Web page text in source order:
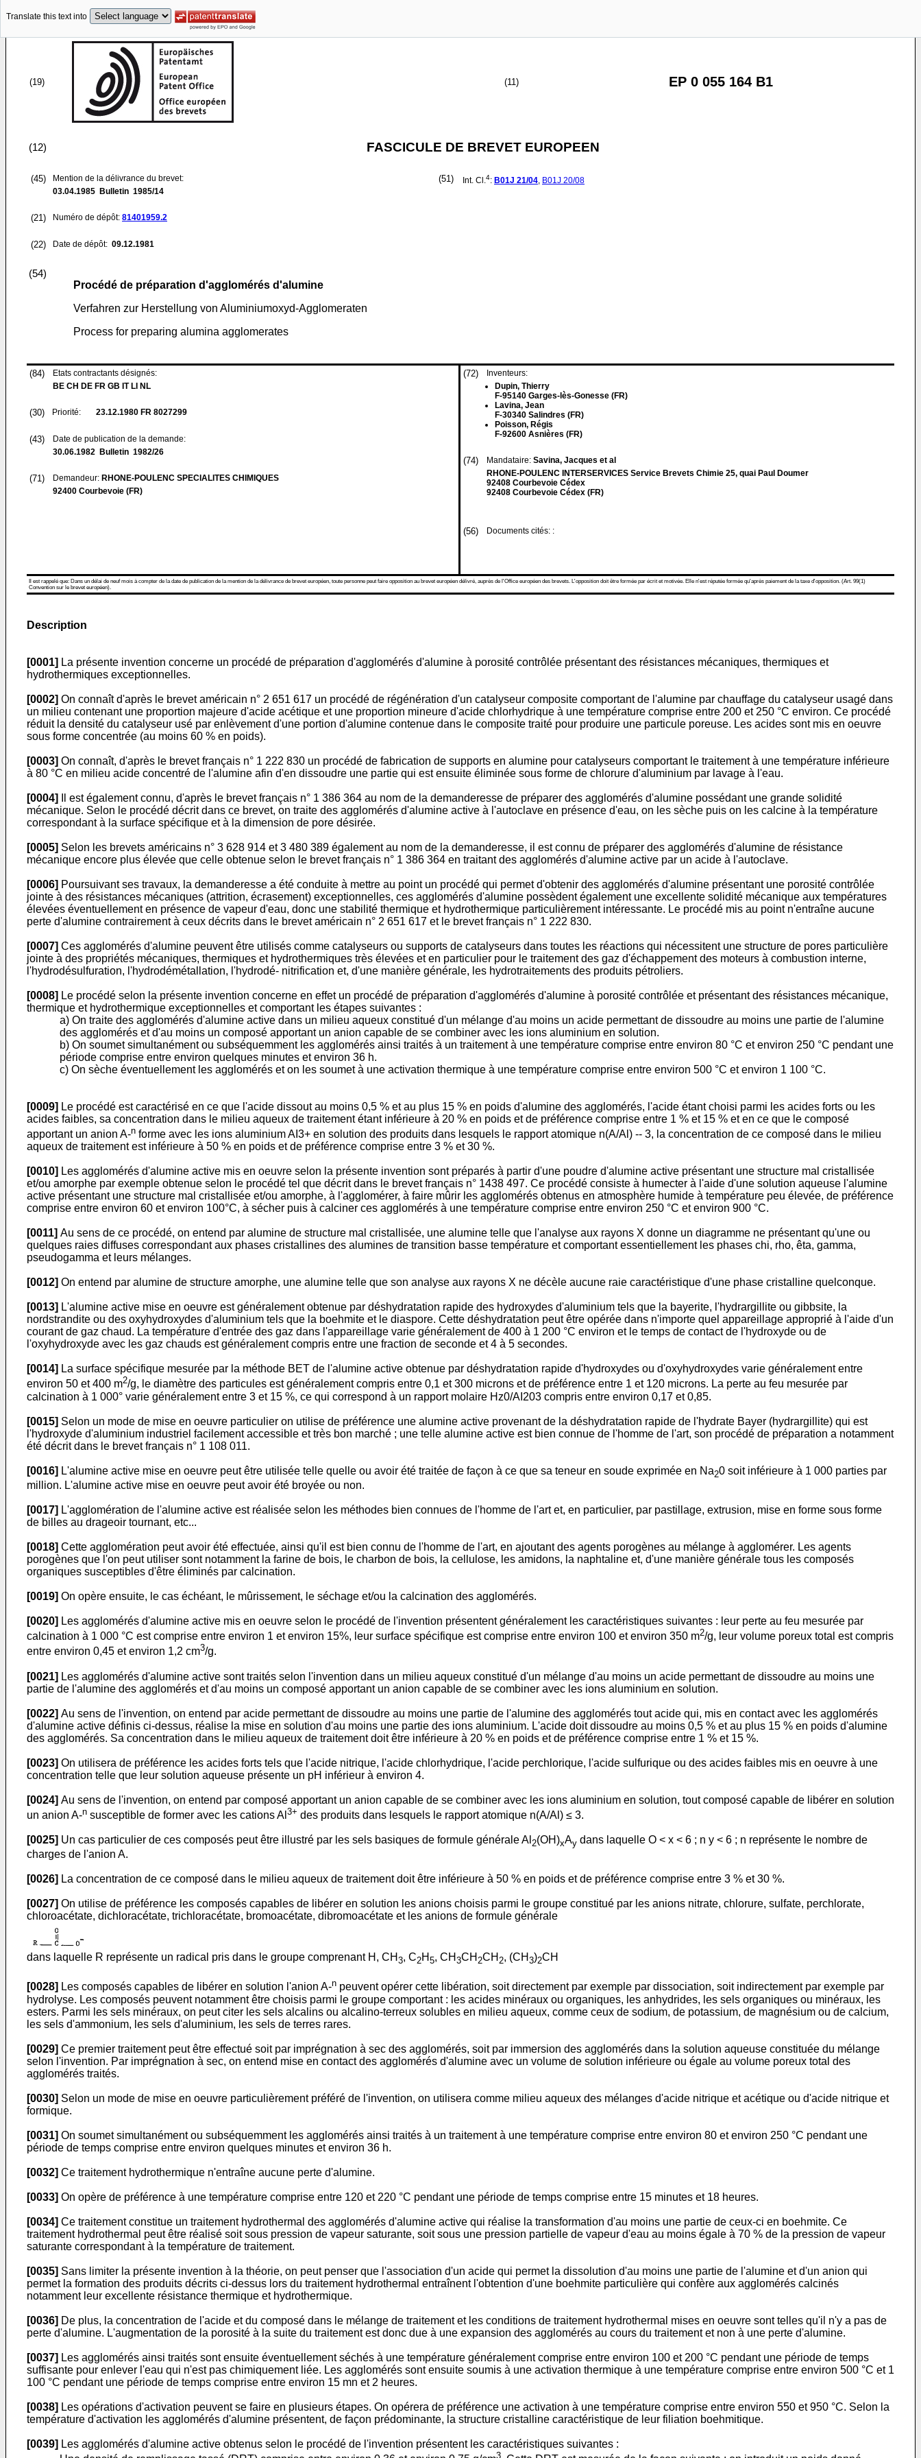
Translate this text into
(19) (11) EP 0 055 164 B1
(12) FASCICULE DE BREVET EUROPEEN
(45)
Mention de la délivrance du brevet:
03.04.1985 Bulletin 1985/14
(21) Numéro de dépôt: 81401959.2
(22) Date de dépôt: 09.12.1981
(51) Int. Cl.4: B01J 21/04, B01J 20/08
(54)
Procédé de préparation d'agglomérés d'alumine
Verfahren zur Herstellung von Aluminiumoxyd-Agglomeraten
Process for preparing alumina agglomerates
(84)
Etats contractants désignés:
BE CH DE FR GB IT LI NL
(30) Priorité: 23.12.1980 FR 8027299
(43)
Date de publication de la demande:
30.06.1982 Bulletin 1982/26
(71) Demandeur: RHONE-POULENC SPECIALITES CHIMIQUES
92400 Courbevoie (FR)
(72)
Inventeurs:
Dupin, Thierry
F-95140 Garges-lès-Gonesse (FR)
Lavina, Jean
F-30340 Salindres (FR)
Poisson, Régis
F-92600 Asnières (FR)
(74) Mandataire: Savina, Jacques et al
RHONE-POULENC INTERSERVICES Service Brevets Chimie 25, quai Paul Doumer
92408 Courbevoie Cédex
92408 Courbevoie Cédex (FR)
(56) Documents cités: :
Il est rappelé que: Dans un délai de neuf mois à compter de la date de publication de la mention de la délivrance de brevet européen, toute personne peut faire opposition au brevet européen délivré, auprès de l'Office européen des brevets. L'opposition doit être formée par écrit et motivée. Elle n'est réputée formée qu'après paiement de la taxe d'opposition. (Art. 99(1)
Convention sur le brevet européen).
Description
[0001] La présente invention concerne un procédé de préparation d'agglomérés d'alumine à porosité contrôlée présentant des résistances mécaniques, thermiques et
hydrothermiques exceptionnelles.
[0002] On connaît d'après le brevet américain n° 2 651 617 un procédé de régénération d'un catalyseur composite comportant de l'alumine par chauffage du catalyseur usagé dans
un milieu contenant une proportion majeure d'acide acétique et une proportion mineure d'acide chlorhydrique à une température comprise entre 200 et 250 °C environ. Ce procédé
réduit la densité du catalyseur usé par enlèvement d'une portion d'alumine contenue dans le composite traité pour produire une particule poreuse. Les acides sont mis en oeuvre
sous forme concentrée (au moins 60 % en poids).
[0003] On connaît, d'après le brevet français n° 1 222 830 un procédé de fabrication de supports en alumine pour catalyseurs comportant le traitement à une température inférieure
à 80 °C en milieu acide concentré de l'alumine afin d'en dissoudre une partie qui est ensuite éliminée sous forme de chlorure d'aluminium par lavage à l'eau.
[0004]
Il est également connu, d'après le brevet français n° 1 386 364 au nom de la demanderesse de préparer des agglomérés d'alumine possédant une grande solidité
mécanique. Selon le procédé décrit dans ce brevet, on traite des agglomérés d'alumine active à l'autoclave en présence d'eau, on les sèche puis on les calcine à la température
correspondant à la surface spécifique et à la dimension de pore désirée.
[0005] Selon les brevets américains n° 3 628 914 et 3 480 389 également au nom de la demanderesse, il est connu de préparer des agglomérés d'alumine de résistance
mécanique encore plus élevée que celle obtenue selon le brevet français n° 1 386 364 en traitant des agglomérés d'alumine active par un acide à l'autoclave.
[0006] Poursuivant ses travaux, la demanderesse a été conduite à mettre au point un procédé qui permet d'obtenir des agglomérés d'alumine présentant une porosité contrôlée
jointe à des résistances mécaniques (attrition, écrasement) exceptionnelles, ces agglomérés d'alumine possèdent également une excellente solidité mécanique aux températures
élevées éventuellement en présence de vapeur d'eau, donc une stabilité thermique et hydrothermique particulièrement intéressante. Le procédé mis au point n'entraîne aucune
perte d'alumine contrairement à ceux décrits dans le brevet américain n° 2 651 617 et le brevet français n° 1 222 830.
[0007] Ces agglomérés d'alumine peuvent être utilisés comme catalyseurs ou supports de catalyseurs dans toutes les réactions qui nécessitent une structure de pores particulière
jointe à des propriétés mécaniques, thermiques et hydrothermiques très élevées et en particulier pour le traitement des gaz d'échappement des moteurs à combustion interne,
l'hydrodésulfuration, l'hydrodémétallation, l'hydrodé- nitrification et, d'une manière générale, les hydrotraitements des produits pétroliers.
[0008] Le procédé selon la présente invention concerne en effet un procédé de préparation d'agglomérés d'alumine à porosité contrôlée et présentant des résistances mécanique,
thermique et hydrothermique exceptionnelles et comportant les étapes suivantes :
a) On traite des agglomérés d'alumine active dans un milieu aqueux constitué d'un mélange d'au moins un acide permettant de dissoudre au moins une partie de l'alumine
des agglomérés et d'au moins un composé apportant un anion capable de se combiner avec les ions aluminium en solution.
b) On soumet simultanément ou subséquemment les agglomérés ainsi traités à un traitement à une température comprise entre environ 80 °C et environ 250 °C pendant une
période comprise entre environ quelques minutes et environ 36 h.
c) On sèche éventuellement les agglomérés et on les soumet à une activation thermique à une température comprise entre environ 500 °C et environ 1 100 °C.
[0009] Le procédé est caractérisé en ce que l'acide dissout au moins 0,5 % et au plus 15 % en poids d'alumine des agglomérés, l'acide étant choisi parmi les acides forts ou les
acides faibles, sa concentration dans le milieu aqueux de traitement étant inférieure à 20 % en poids et de préférence comprise entre 1 % et 15 % et en ce que le composé
apportant un anion A-n forme avec les ions aluminium AI3+ en solution des produits dans lesquels le rapport atomique n(A/Al) -- 3, la concentration de ce composé dans le milieu
aqueux de traitement est inférieure à 50 % en poids et de préférence comprise entre 3 % et 30 %.
[0010] Les agglomérés d'alumine active mis en oeuvre selon la présente invention sont préparés à partir d'une poudre d'alumine active présentant une structure mal cristallisée
et/ou amorphe par exemple obtenue selon le procédé tel que décrit dans le brevet français n° 1438 497. Ce procédé consiste à humecter à l'aide d'une solution aqueuse l'alumine
active présentant une structure mal cristallisée et/ou amorphe, à l'agglomérer, à faire mûrir les agglomérés obtenus en atmosphère humide à température peu élevée, de préférence
comprise entre environ 60 et environ 100°C, à sécher puis à calciner ces agglomérés à une température comprise entre environ 250 °C et environ 900 °C.
[0011] Au sens de ce procédé, on entend par alumine de structure mal cristallisée, une alumine telle que l'analyse aux rayons X donne un diagramme ne présentant qu'une ou
quelques raies diffuses correspondant aux phases cristallines des alumines de transition basse température et comportant essentiellement les phases chi, rho, êta, gamma,
pseudogamma et leurs mélanges.
[0012] On entend par alumine de structure amorphe, une alumine telle que son analyse aux rayons X ne décèle aucune raie caractéristique d'une phase cristalline quelconque.
[0013] L'alumine active mise en oeuvre est généralement obtenue par déshydratation rapide des hydroxydes d'aluminium tels que la bayerite, l'hydrargillite ou gibbsite, la
nordstrandite ou des oxyhydroxydes d'aluminium tels que la boehmite et le diaspore. Cette déshydratation peut être opérée dans n'importe quel appareillage approprié à l'aide d'un
courant de gaz chaud. La température d'entrée des gaz dans l'appareillage varie généralement de 400 à 1 200 °C environ et le temps de contact de l'hydroxyde ou de
l'oxyhydroxyde avec les gaz chauds est généralement compris entre une fraction de seconde et 4 à 5 secondes.
[0014] La surface spécifique mesurée par la méthode BET de l'alumine active obtenue par déshydratation rapide d'hydroxydes ou d'oxyhydroxydes varie généralement entre
environ 50 et 400 m2/g, le diamètre des particules est généralement compris entre 0,1 et 300 microns et de préférence entre 1 et 120 microns. La perte au feu mesurée par
calcination à 1 000° varie généralement entre 3 et 15 %, ce qui correspond à un rapport molaire Hz0/AI203 compris entre environ 0,17 et 0,85.
[0015] Selon un mode de mise en oeuvre particulier on utilise de préférence une alumine active provenant de la déshydratation rapide de l'hydrate Bayer (hydrargillite) qui est
l'hydroxyde d'aluminium industriel facilement accessible et très bon marché ; une telle alumine active est bien connue de l'homme de l'art, son procédé de préparation a notamment
été décrit dans le brevet français n° 1 108 011.
[0016] L'alumine active mise en oeuvre peut être utilisée telle quelle ou avoir été traitée de façon à ce que sa teneur en soude exprimée en Na20 soit inférieure à 1 000 parties par
million. L'alumine active mise en oeuvre peut avoir été broyée ou non.
[0017] L'agglomération de l'alumine active est réalisée selon les méthodes bien connues de l'homme de l'art et, en particulier, par pastillage, extrusion, mise en forme sous forme
de billes au drageoir tournant, etc...
[0018] Cette agglomération peut avoir été effectuée, ainsi qu'il est bien connu de l'homme de l'art, en ajoutant des agents porogènes au mélange à agglomérer. Les agents
porogènes que l'on peut utiliser sont notamment la farine de bois, le charbon de bois, la cellulose, les amidons, la naphtaline et, d'une manière générale tous les composés
organiques susceptibles d'être éliminés par calcination.
[0019] On opère ensuite, le cas échéant, le mûrissement, le séchage et/ou la calcination des agglomérés.
[0020] Les agglomérés d'alumine active mis en oeuvre selon le procédé de l'invention présentent généralement les caractéristiques suivantes : leur perte au feu mesurée par
calcination à 1 000 °C est comprise entre environ 1 et environ 15%, leur surface spécifique est comprise entre environ 100 et environ 350 m2/g, leur volume poreux total est compris
entre environ 0,45 et environ 1,2 cm3/g.
[0021] Les agglomérés d'alumine active sont traités selon l'invention dans un milieu aqueux constitué d'un mélange d'au moins un acide permettant de dissoudre au moins une
partie de l'alumine des agglomérés et d'au moins un composé apportant un anion capable de se combiner avec les ions aluminium en solution.
[0022] Au sens de l'invention, on entend par acide permettant de dissoudre au moins une partie de l'alumine des agglomérés tout acide qui, mis en contact avec les agglomérés
d'alumine active définis ci-dessus, réalise la mise en solution d'au moins une partie des ions aluminium. L'acide doit dissoudre au moins 0,5 % et au plus 15 % en poids d'alumine
des agglomérés. Sa concentration dans le milieu aqueux de traitement doit être inférieure à 20 % en poids et de préférence comprise entre 1 % et 15 %.
[0023] On utilisera de préférence les acides forts tels que l'acide nitrique, l'acide chlorhydrique, l'acide perchlorique, l'acide sulfurique ou des acides faibles mis en oeuvre à une
concentration telle que leur solution aqueuse présente un pH inférieur à environ 4.
[0024] Au sens de l'invention, on entend par composé apportant un anion capable de se combiner avec les ions aluminium en solution, tout composé capable de libérer en solution
un anion A-n susceptible de former avec les cations Al 3+ des produits dans lesquels le rapport atomique n(A/Al) ≤ 3.
[0025] Un cas particulier de ces composés peut être illustré par les sels basiques de formule générale Al 2(OH)xAy dans laquelle O < x < 6 ; n y < 6 ; n représente le nombre de
charges de l'anion A.
[0026] La concentration de ce composé dans le milieu aqueux de traitement doit être inférieure à 50 % en poids et de préférence comprise entre 3 % et 30 %.
[0027] On utilise de préférence les composés capables de libérer en solution les anions choisis parmi le groupe constitué par les anions nitrate, chlorure, sulfate, perchlorate,
chloroacétate, dichloracétate, trichloracétate, bromoacétate, dibromoacétate et les anions de formule générale
dans laquelle R représente un radical pris dans le groupe comprenant H, CH 3, C2H 5, CH 3CH 2CH 2, (CH 3)2CH
[0028] Les composés capables de libérer en solution l'anion A-n peuvent opérer cette libération, soit directement par exemple par dissociation, soit indirectement par exemple par
hydrolyse. Les composés peuvent notamment être choisis parmi le groupe comportant : les acides minéraux ou organiques, les anhydrides, les sels organiques ou minéraux, les
esters. Parmi les sels minéraux, on peut citer les sels alcalins ou alcalino-terreux solubles en milieu aqueux, comme ceux de sodium, de potassium, de magnésium ou de calcium,
les sels d'ammonium, les sels d'aluminium, les sels de terres rares.
[0029] Ce premier traitement peut être effectué soit par imprégnation à sec des agglomérés, soit par immersion des agglomérés dans la solution aqueuse constituée du mélange
selon l'invention. Par imprégnation à sec, on entend mise en contact des agglomérés d'alumine avec un volume de solution inférieure ou égale au volume poreux total des
agglomérés traités.
[0030] Selon un mode de mise en oeuvre particulièrement préféré de l'invention, on utilisera comme milieu aqueux des mélanges d'acide nitrique et acétique ou d'acide nitrique et
formique.
[0031] On soumet simultanément ou subséquemment les agglomérés ainsi traités à un traitement à une température comprise entre environ 80 et environ 250 °C pendant une
période de temps comprise entre environ quelques minutes et environ 36 h.
[0032] Ce traitement hydrothermique n'entraîne aucune perte d'alumine.
[0033] On opère de préférence à une température comprise entre 120 et 220 °C pendant une période de temps comprise entre 15 minutes et 18 heures.
[0034] Ce traitement constitue un traitement hydrothermal des agglomérés d'alumine active qui réalise la transformation d'au moins une partie de ceux-ci en boehmite. Ce
traitement hydrothermal peut être réalisé soit sous pression de vapeur saturante, soit sous une pression partielle de vapeur d'eau au moins égale à 70 % de la pression de vapeur
saturante correspondant à la température de traitement.
[0035] Sans limiter la présente invention à la théorie, on peut penser que l'association d'un acide qui permet la dissolution d'au moins une partie de l'alumine et d'un anion qui
permet la formation des produits décrits ci-dessus lors du traitement hydrothermal entraînent l'obtention d'une boehmite particulière qui confère aux agglomérés calcinés
notamment leur excellente résistance thermique et hydrothermique.
[0036] De plus, la concentration de l'acide et du composé dans le mélange de traitement et les conditions de traitement hydrothermal mises en oeuvre sont telles qu'il n'y a pas de
perte d'alumine. L'augmentation de la porosité à la suite du traitement est donc due à une expansion des agglomérés au cours du traitement et non à une perte d'alumine.
[0037] Les agglomérés ainsi traités sont ensuite éventuellement séchés à une température généralement comprise entre environ 100 et 200 °C pendant une période de temps
suffisante pour enlever l'eau qui n'est pas chimiquement liée. Les agglomérés sont ensuite soumis à une activation thermique à une température comprise entre environ 500 °C et 1
100 °C pendant une période de temps comprise entre environ 15 mn et 2 heures.
[0038] Les opérations d'activation peuvent se faire en plusieurs étapes. On opérera de préférence une activation à une température comprise entre environ 550 et 950 °C. Selon la
température d'activation les agglomérés d'alumine présentent, de façon prédominante, la structure cristalline caractéristique de leur filiation boehmitique.
[0039] Les agglomérés d'alumine active obtenus selon le procédé de l'invention présentent les caractéristiques suivantes :
3.